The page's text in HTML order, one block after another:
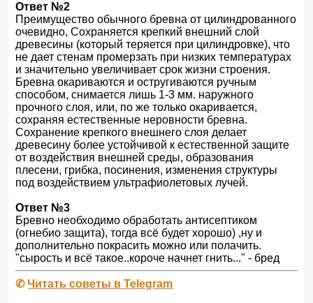
Ответ №2
Преимущество обычного бревна от цилиндрованного
очевидно, Сохраняется крепкий внешний слой
древесины (который теряется при цилиндровке), что
не дает стенам промерзать при низких температурах
и значительно увеличивает срок жизни строения.
Бревна окариваются и остругиваются ручным
способом, снимается лишь 1-3 мм. наружного
прочного слоя, или, по же только окаривается,
сохраняя естественные неровности бревна.
Сохранение крепкого внешнего слоя делает
древесину более устойчивой к естественной защите
от воздействия внешней среды, образования
плесени, грибка, посинения, изменения структуры
под воздействием ультрафиолетовых лучей.
Ответ №3
Бревно необходимо обработать антисептиком
(огнебио защита), тогда всё будет хорошо) ,ну и
дополнительно покрасить можно или полачить.
"сырость и всё такое..короче начнет гнить..." - бред
✆Читать советы в Telegram